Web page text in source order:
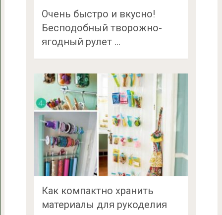
Очень быстро и вкусно!
Бесподобный творожно-
ягодный рулет …
Как компактно хранить
материалы для рукоделия